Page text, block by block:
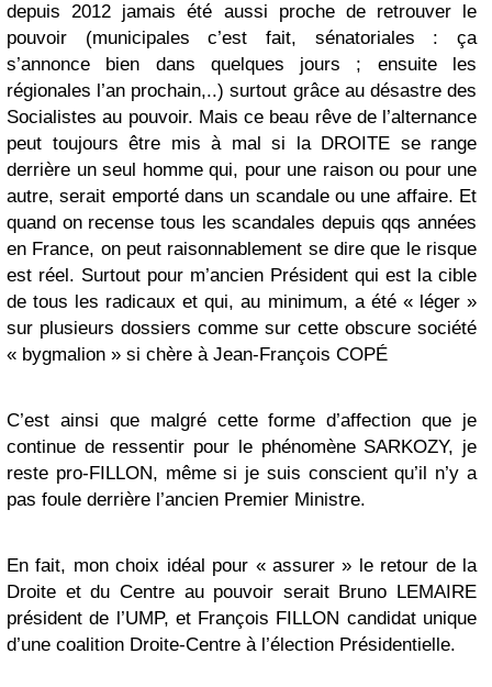
depuis 2012 jamais été aussi proche de retrouver le
pouvoir (municipales c’est fait, sénatoriales : ça
s’annonce bien dans quelques jours ; ensuite les
régionales l’an prochain,..) surtout grâce au désastre des
Socialistes au pouvoir. Mais ce beau rêve de l’alternance
peut toujours être mis à mal si la DROITE se range
derrière un seul homme qui, pour une raison ou pour une
autre, serait emporté dans un scandale ou une affaire. Et
quand on recense tous les scandales depuis qqs années
en France, on peut raisonnablement se dire que le risque
est réel. Surtout pour m’ancien Président qui est la cible
de tous les radicaux et qui, au minimum, a été « léger »
sur plusieurs dossiers comme sur cette obscure société
« bygmalion » si chère à Jean-François COPÉ
C’est ainsi que malgré cette forme d’affection que je
continue de ressentir pour le phénomène SARKOZY, je
reste pro-FILLON, même si je suis conscient qu’il n’y a
pas foule derrière l’ancien Premier Ministre.
En fait, mon choix idéal pour « assurer » le retour de la
Droite et du Centre au pouvoir serait Bruno LEMAIRE
président de l’UMP, et François FILLON candidat unique
d’une coalition Droite-Centre à l’élection Présidentielle.